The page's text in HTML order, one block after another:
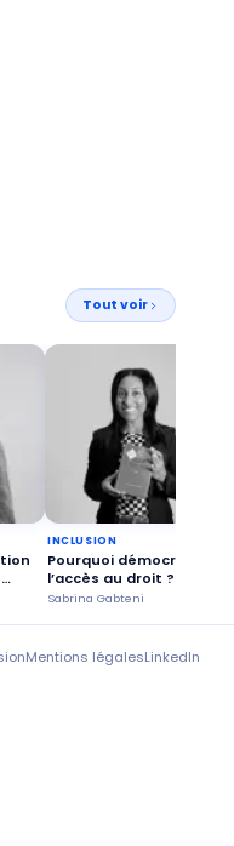
Tout voir
INCLUSION
Pourquoi démocratiser
l’accès au droit ?
Sabrina Gabteni
Mentions légalesLinkedIn